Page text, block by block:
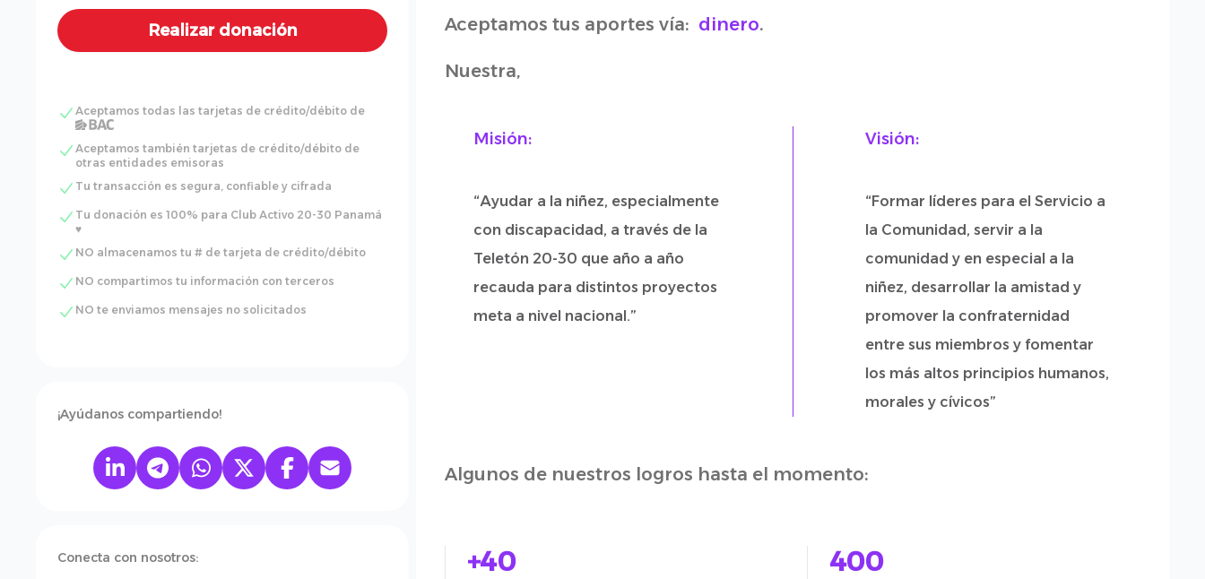
Aceptamos todas las tarjetas de crédito/débito de
Aceptamos también tarjetas de crédito/débito de
otras entidades emisoras
Tu transacción es segura, confiable y cifrada
Tu donación es 100% para Club Activo 20-30 Panamá
♥
NO almacenamos tu # de tarjeta de crédito/débito
NO compartimos tu información con terceros
NO te enviamos mensajes no solicitados
¡Ayúdanos compartiendo!
Conecta con nosotros:
Aceptamos tus aportes vía: dinero.
Nuestra,
Misión:
“Ayudar a la niñez, especialmente
con discapacidad, a través de la
Teletón 20-30 que año a año
recauda para distintos proyectos
meta a nivel nacional.”
Visión:
“Formar líderes para el Servicio a
la Comunidad, servir a la
comunidad y en especial a la
niñez, desarrollar la amistad y
promover la confraternidad
entre sus miembros y fomentar
los más altos principios humanos,
morales y cívicos”
Algunos de nuestros logros hasta el momento:
+40 400